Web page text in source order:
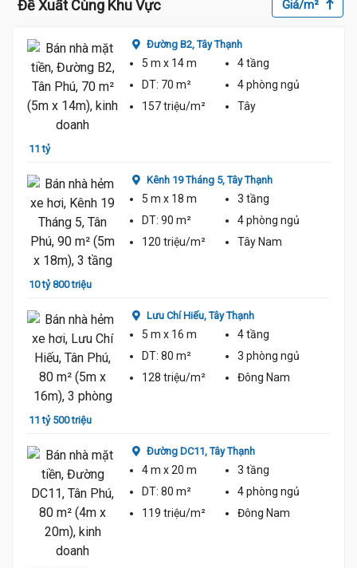
Đề Xuất Cùng Khu Vực Giá/m²
11 tỷ
Đường B2,Tây Thạnh
5 m x 14 m
4 tầng
DT: 70 m² 4 phòng ngủ
157 triệu/m²
Tây
10 tỷ 800 triệu
Kênh 19 Tháng 5,Tây Thạnh
5 m x 18 m
3 tầng
DT: 90 m² 4 phòng ngủ
120 triệu/m²
Tây Nam
11 tỷ 500 triệu
Lưu Chí Hiếu,Tây Thạnh
5 m x 16 m
4 tầng
DT: 80 m² 3 phòng ngủ
128 triệu/m²
Đông Nam
Đường DC11,Tây Thạnh
4 m x 20 m
3 tầng
DT: 80 m² 4 phòng ngủ
119 triệu/m²
Đông Nam